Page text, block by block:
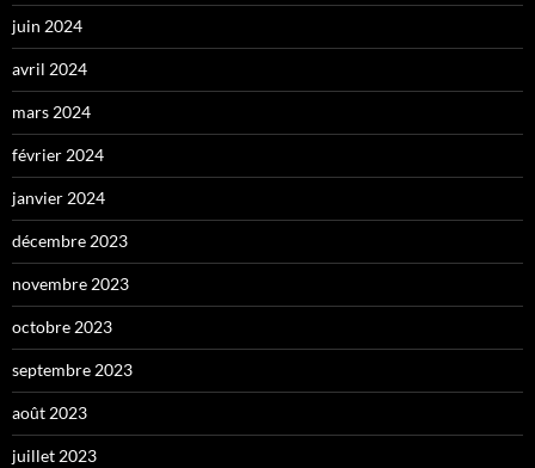
juin 2024
avril 2024
mars 2024
février 2024
janvier 2024
décembre 2023
novembre 2023
octobre 2023
septembre 2023
août 2023
juillet 2023